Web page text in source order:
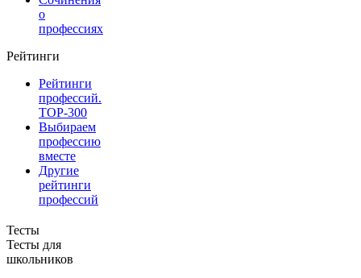
о
профессиях
Рейтинги
Рейтинги
профессий.
TOP-300
Выбираем
профессию
вместе
Другие
рейтинги
профессий
Тесты
Тесты для
школьников